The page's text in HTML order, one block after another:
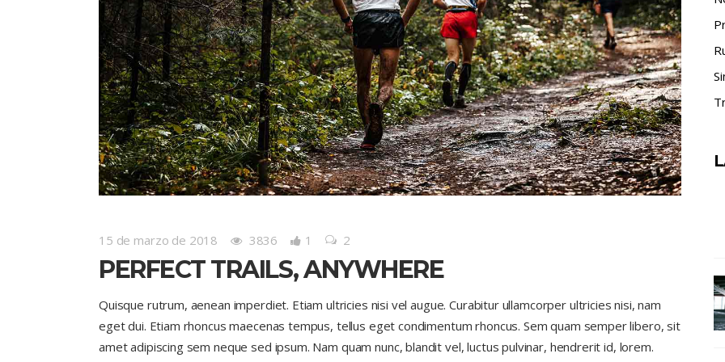
15 de marzo de 2018 3836 1 2
PERFECT TRAILS, ANYWHERE
Quisque rutrum, aenean imperdiet. Etiam ultricies nisi vel augue. Curabitur ullamcorper ultricies nisi, nam
eget dui. Etiam rhoncus maecenas tempus, tellus eget condimentum rhoncus. Sem quam semper libero, sit
amet adipiscing sem neque sed ipsum. Nam quam nunc, blandit vel, luctus pulvinar, hendrerit id, lorem.